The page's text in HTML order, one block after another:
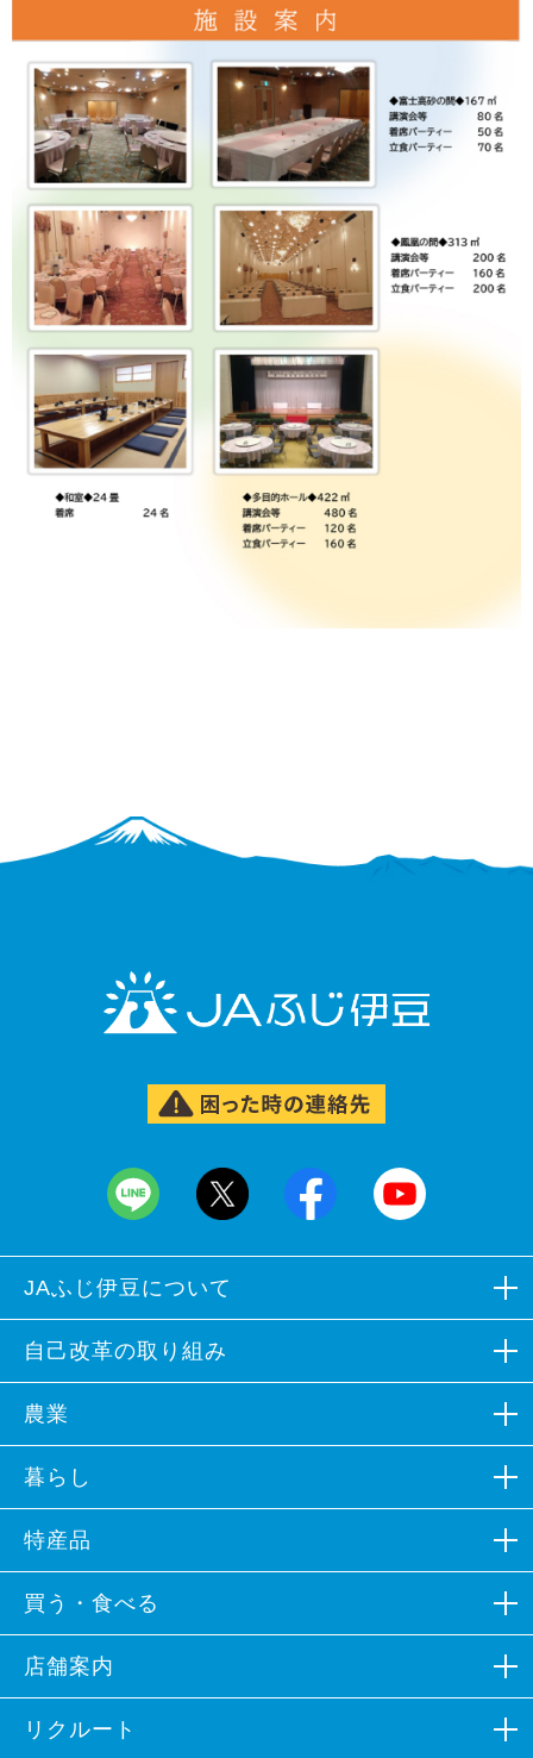
JAふじ伊豆について
組合概況
広報誌など
組合員募集
各部会組織
イメージソング
キャラクター紹介
カレンダーフォトコンテスト
公表事項
ポリシー
自己改革の取り組み
自己改革の取り組み
農業
生産資材
営農支援
農業体験
営農情報
暮らし
JAバンク
JA共済
プロパンガス
不動産
葬祭
旅行
特産品
特産品
加工品
特産品レシピ
JAふじ伊豆×ラブライブ！サンシャイン!!
買う・食べる
ファーマーズマーケットなど
朝市・夕市
飲食店
店舗案内
本支店一覧
リクルート